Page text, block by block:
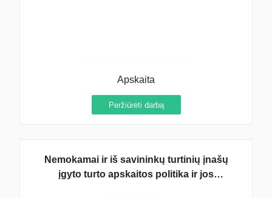
Apskaita
Peržiūrėti darbą
Nemokamai ir iš savininkų turtinių įnašų
įgyto turto apskaitos politika ir jos